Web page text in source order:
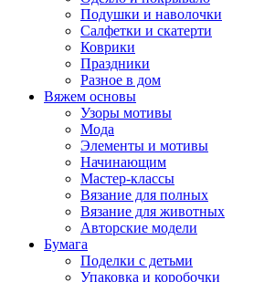
Подушки и наволочки
Салфетки и скатерти
Коврики
Праздники
Разное в дом
Вяжем основы
Узоры мотивы
Мода
Элементы и мотивы
Начинающим
Мастер-классы
Вязание для полных
Вязание для животных
Авторские модели
Бумага
Поделки с детьми
Упаковка и коробочки